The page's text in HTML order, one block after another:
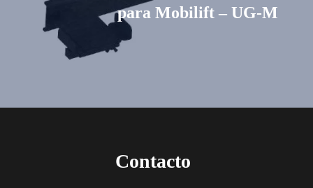
para Mobilift – UG-M
Contacto